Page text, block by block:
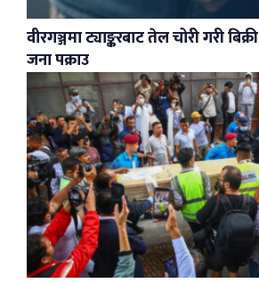
वीरगञ्जमा ट्याङ्करबाट तेल चोरी गरी
जना पक्राउ